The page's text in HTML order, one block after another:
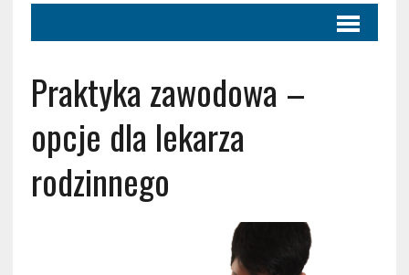
Praktyka zawodowa –
opcje dla lekarza
rodzinnego